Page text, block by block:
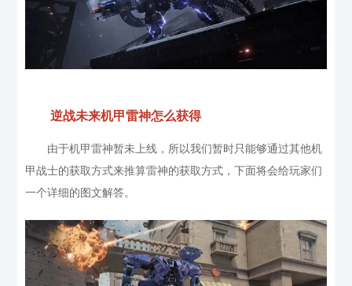
逆战未来机甲雷神怎么获得
由于机甲雷神暂未上线，所以我们暂时只能够通过其他机
甲战士的获取方式来推算雷神的获取方式，下面将会给玩家们
一个详细的图文解答。